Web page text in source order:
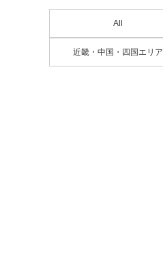
All
近畿・中国・四国エリア